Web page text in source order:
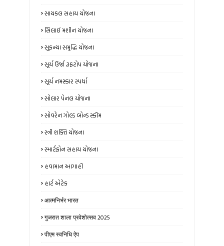
સાયકલ સહાય યોજના
સિલાઈ મશીન યોજના
સુકન્યા સમૃદ્ધિ યોજના
સૂર્ય ઉર્જા રૂફટોપ યોજના
સૂર્ય નમસ્કાર સ્પર્ધા
સોલાર પેનલ યોજના
સોવરેન ગોલ્ડ બોન્ડ સ્કીમ
સ્ત્રી શક્તિ યોજના
સ્માર્ટફોન સહાય યોજના
હવામાન આગાહી
હાર્ટ એટેક
आत्मनिर्भर भारत
गुजरात शाला प्रवेशोत्सव 2025
पीएम स्वनिधि ऐप